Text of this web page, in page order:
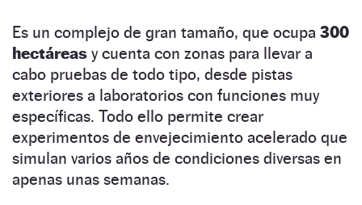
Es un complejo de gran tamaño, que ocupa 300
hectáreas y cuenta con zonas para llevar a
cabo pruebas de todo tipo, desde pistas
exteriores a laboratorios con funciones muy
específicas. Todo ello permite crear
experimentos de envejecimiento acelerado que
simulan varios años de condiciones diversas en
apenas unas semanas.